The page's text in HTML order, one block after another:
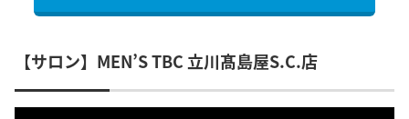
【サロン】MEN’S TBC 立川髙島屋S.C.店